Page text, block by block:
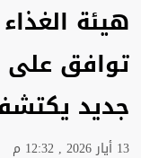
هيئة
توافق على
جديد
13 أيار 2026 , 12:32 م